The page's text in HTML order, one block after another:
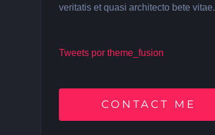
veritatis et quasi architecto bete vitae.
Tweets por theme_fusion
CONTACT ME